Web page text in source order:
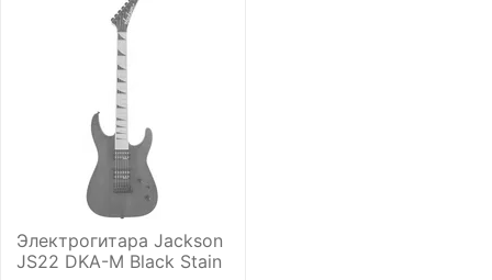
Электрогитара Jackson
JS22 DKA-M Black Stain